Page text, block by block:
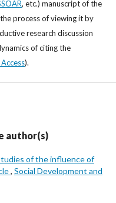
, etc.) manuscript of the
process of viewing it by
research discussion
of citing the
).
author(s)
of the influence of
, Social Development and